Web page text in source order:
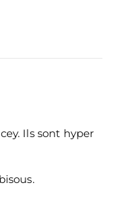
Ils sont hyper